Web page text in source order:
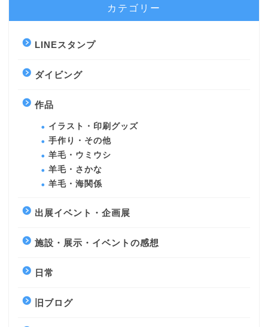
カテゴリー
LINEスタンプ
ダイビング
作品
イラスト・印刷グッズ
手作り・その他
羊毛・ウミウシ
羊毛・さかな
羊毛・海関係
出展イベント・企画展
施設・展示・イベントの感想
日常
旧ブログ